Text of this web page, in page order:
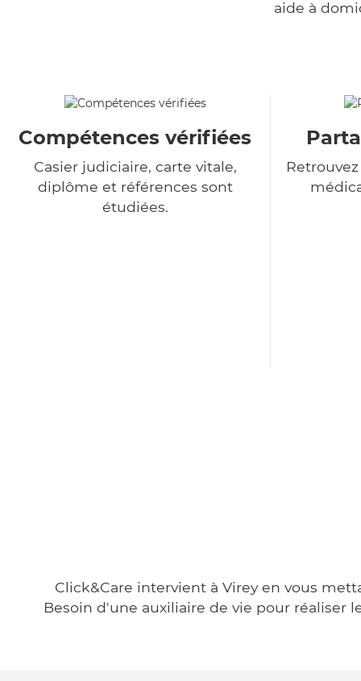
aide à
Compétences vérifiées
Casier judiciaire, carte vitale,
diplôme et références sont
étudiées.
Click&Care intervient à Virey en vous
Besoin d'une auxiliaire de vie pour réaliser